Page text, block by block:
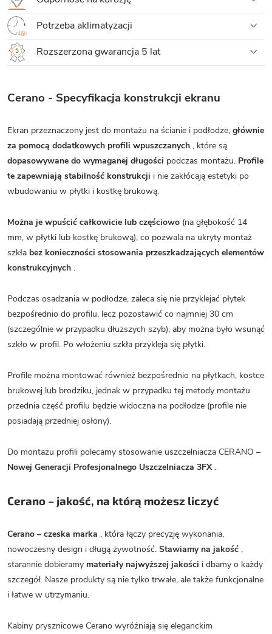
Potrzeba aklimatyzacji
Rozszerzona gwarancja 5 lat
Cerano - Specyfikacja konstrukcji ekranu
Ekran przeznaczony jest do montażu na ścianie i podłodze, głównie
za pomocą dodatkowych profili wpuszczanych , które są
dopasowywane do wymaganej długości podczas montażu. Profile
te zapewniają stabilność konstrukcji i nie zakłócają estetyki po
wbudowaniu w płytki i kostkę brukową.
Można je wpuścić całkowicie lub częściowo (na głębokość 14
mm, w płytki lub kostkę brukową), co pozwala na ukryty montaż
szkła bez konieczności stosowania przeszkadzających elementów
konstrukcyjnych .
Podczas osadzania w podłodze, zaleca się nie przyklejać płytek
bezpośrednio do profilu, lecz pozostawić co najmniej 30 cm
(szczególnie w przypadku dłuższych szyb), aby można było wsunąć
szkło w profil. Po włożeniu szkła przykleja się płytki.
Profile można montować również bezpośrednio na płytkach, kostce
brukowej lub brodziku, jednak w przypadku tej metody montażu
przednia część profilu będzie widoczna na podłodze (profile nie
posiadają przedniej osłony).
Do montażu profili polecamy stosowanie uszczelniacza CERANO –
Nowej Generacji Profesjonalnego Uszczelniacza 3FX.
Cerano – jakość, na którą możesz liczyć
Cerano – czeska marka , która łączy precyzję wykonania,
nowoczesny design i długą żywotność. Stawiamy na jakość ,
starannie dobieramy materiały najwyższej jakości i dbamy o każdy
szczegół. Nasze produkty są nie tylko trwałe, ale także funkcjonalne
i łatwe w utrzymaniu.
Kabiny prysznicowe Cerano wyróżniają się eleganckim